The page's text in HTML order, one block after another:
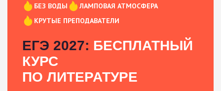
БЕЗ ВОДЫ
ЛАМПОВАЯ АТМОСФЕРА
КРУТЫЕ ПРЕПОДАВАТЕЛИ
ЕГЭ 2027: БЕСПЛАТНЫЙ
КУРС
ПО ЛИТЕРАТУРЕ